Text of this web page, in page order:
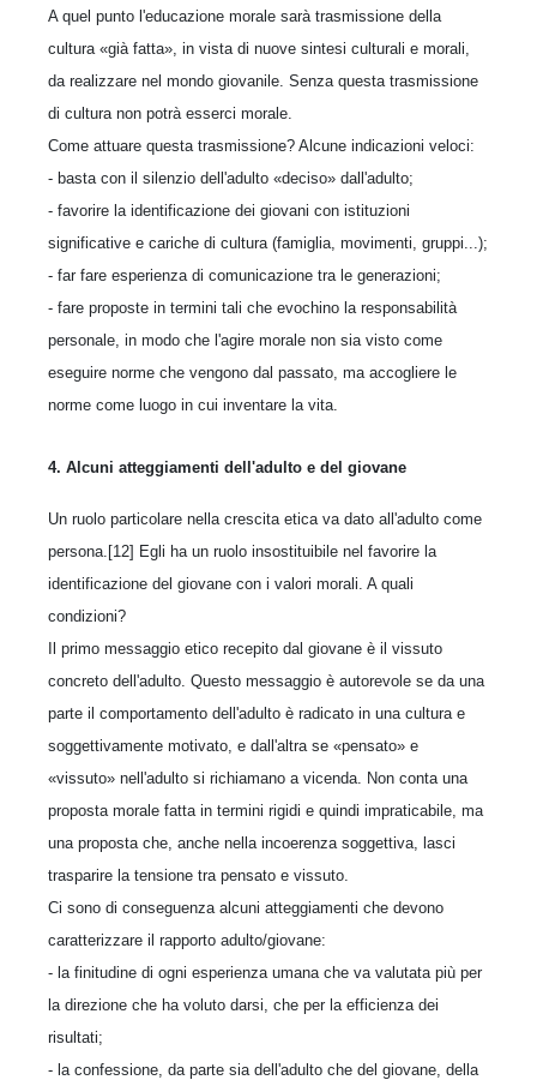
A quel punto l'educazione morale sarà trasmissione della
cultura «già fatta», in vista di nuove sintesi culturali e morali,
da realizzare nel mondo giovanile. Senza questa trasmissione
di cultura non potrà esserci morale.
Come attuare questa trasmissione? Alcune indicazioni veloci:
- basta con il silenzio dell'adulto «deciso» dall'adulto;
- favorire la identificazione dei giovani con istituzioni
significative e cariche di cultura (famiglia, movimenti, gruppi...);
- far fare esperienza di comunicazione tra le generazioni;
- fare proposte in termini tali che evochino la responsabilità
personale, in modo che l'agire morale non sia visto come
eseguire norme che vengono dal passato, ma accogliere le
norme come luogo in cui inventare la vita.
4. Alcuni atteggiamenti dell'adulto e del giovane
Un ruolo particolare nella crescita etica va dato all'adulto come
persona.[12] Egli ha un ruolo insostituibile nel favorire la
identificazione del giovane con i valori morali. A quali
condizioni?
Il primo messaggio etico recepito dal giovane è il vissuto
concreto dell'adulto. Questo messaggio è autorevole se da una
parte il comportamento dell'adulto è radicato in una cultura e
soggettivamente motivato, e dall'altra se «pensato» e
«vissuto» nell'adulto si richiamano a vicenda. Non conta una
proposta morale fatta in termini rigidi e quindi impraticabile, ma
una proposta che, anche nella incoerenza soggettiva, lasci
trasparire la tensione tra pensato e vissuto.
Ci sono di conseguenza alcuni atteggiamenti che devono
caratterizzare il rapporto adulto/giovane:
- la finitudine di ogni esperienza umana che va valutata più per
la direzione che ha voluto darsi, che per la efficienza dei
risultati;
- la confessione, da parte sia dell'adulto che del giovane, della